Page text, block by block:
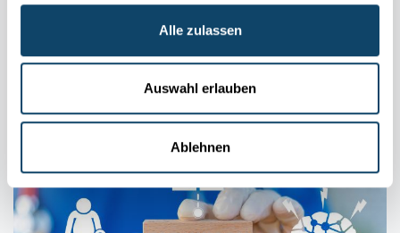
Alle zulassen
Auswahl erlauben
Ablehnen
Diabetes eine tägliche Belastung, für die Medizin ein
Schlüsselthema